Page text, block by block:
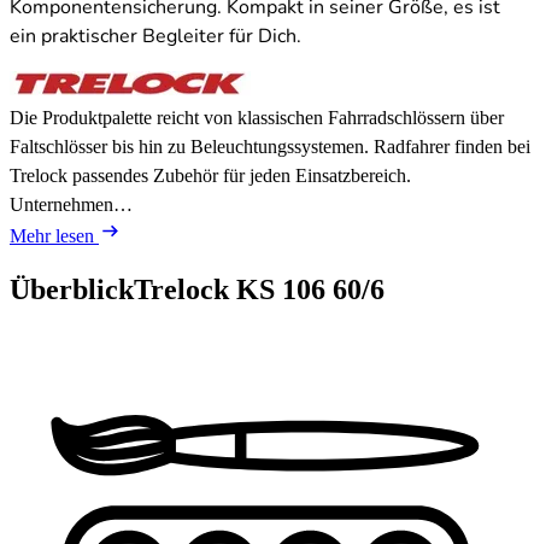
Komponentensicherung. Kompakt in seiner Größe, es ist
ein praktischer Begleiter für Dich.
Die Produktpalette reicht von klassischen Fahrradschlössern über
Faltschlösser bis hin zu Beleuchtungssystemen. Radfahrer finden bei
Trelock passendes Zubehör für jeden Einsatzbereich.
Unternehmen…
Mehr lesen
ÜberblickTrelock KS 106 60/6